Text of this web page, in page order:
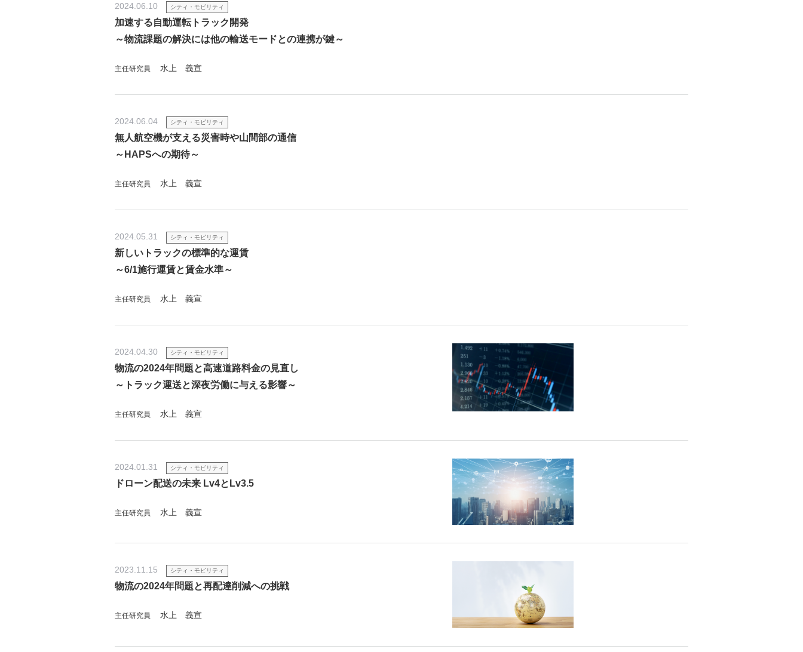
2024.06.10 シティ・モビリティ
加速する自動運転トラック開発
～物流課題の解決には他の輸送モードとの連携が鍵～
主任研究員 水上 義宣
2024.06.04 シティ・モビリティ
無人航空機が支える災害時や山間部の通信
～HAPSへの期待～
主任研究員 水上 義宣
2024.05.31 シティ・モビリティ
新しいトラックの標準的な運賃
～6/1施行運賃と賃金水準～
主任研究員 水上 義宣
2024.04.30 シティ・モビリティ
物流の2024年問題と高速道路料金の見直し
～トラック運送と深夜労働に与える影響～
主任研究員 水上 義宣
2024.01.31 シティ・モビリティ
ドローン配送の未来 Lv4とLv3.5
主任研究員 水上 義宣
2023.11.15 シティ・モビリティ
物流の2024年問題と再配達削減への挑戦
主任研究員 水上 義宣